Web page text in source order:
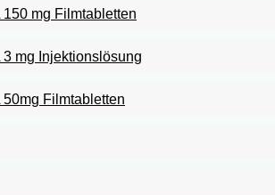
150 mg Filmtabletten
3 mg Injektionslösung
50mg Filmtabletten